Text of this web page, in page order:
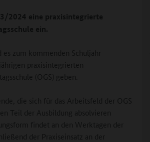
2024 eine praxisintegrierte
ein.
zum kommenden Schuljahr
praxisintegrierten
(OGS) geben.
die sich für das Arbeitsfeld der OGS
Teil der Ausbildung absolvieren
findet an den Werktagen der
der Praxiseinsatz an der